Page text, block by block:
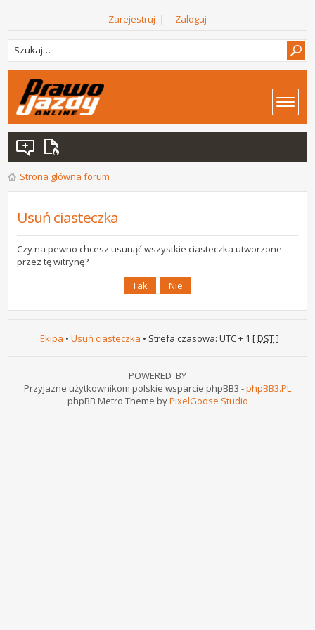
Zarejestruj | Zaloguj
Strona główna forum
Usuń ciasteczka
Czy na pewno chcesz usunąć wszystkie ciasteczka utworzone
przez tę witrynę?
Ekipa • Usuń ciasteczka • Strefa czasowa: UTC + 1 [DST]
POWERED_BY
Przyjazne użytkownikom polskie wsparcie phpBB3 -phpBB3.PL
phpBB Metro Theme byPixelGoose Studio